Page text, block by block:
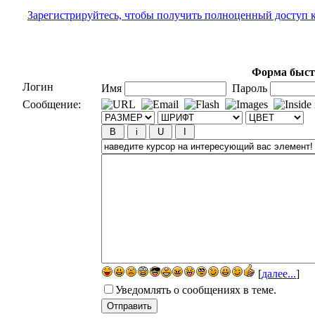
Зарегистрируйтесь, чтобы получить полноценный доступ
Форма
Логин
Имя
Пароль
Сообщение:
[далее...]
Уведомлять о сообщениях в теме.